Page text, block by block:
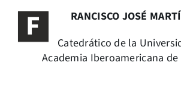
F
RANCISCO JOSÉ
Catedrático de la
Academia Iberoamericana de